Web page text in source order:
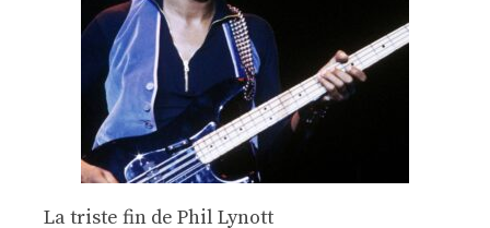
La triste fin de Phil Lynott